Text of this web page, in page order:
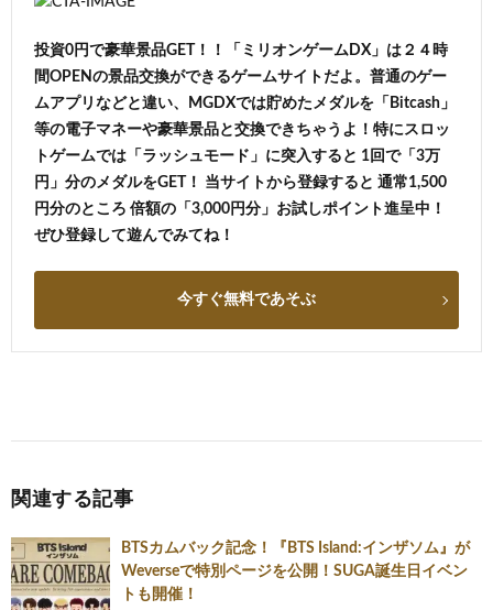
投資0円で豪華景品GET！！「ミリオンゲームDX」は２４時
間OPENの景品交換ができるゲームサイトだよ。普通のゲー
ムアプリなどと違い、MGDXでは貯めたメダルを「Bitcash」
等の電子マネーや豪華景品と交換できちゃうよ！特にスロッ
トゲームでは「ラッシュモード」に突入すると 1回で「3万
円」分のメダルをGET！ 当サイトから登録すると 通常1,500
円分のところ 倍額の「3,000円分」お試しポイント進呈中！
ぜひ登録して遊んでみてね！
今すぐ無料であそぶ
関連する記事
BTSカムバック記念！『BTS Island:インザソム』が
Weverseで特別ページを公開！SUGA誕生日イベン
トも開催！